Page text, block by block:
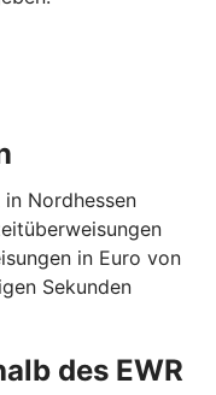
in Nordhessen
in Euro von
Sekunden
des EWR